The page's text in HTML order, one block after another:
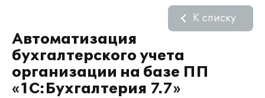
Автоматизация
бухгалтерского учета
организации на базе ПП
«1С:Бухгалтерия 7.7»
К списку